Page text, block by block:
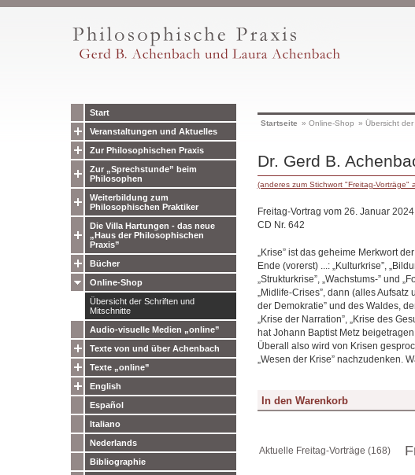
Start
Veranstaltungen und Aktuelles
Zur Philosophischen Praxis
Zur „Sprechstunde” beim
Philosophen
Weiterbildung zum
Philosophischen Praktiker
Die Villa Hartungen - das neue
„Haus der Philosophischen
Praxis”
Bücher
Online-Shop
Übersicht der Schriften und
Mitschnitte
Audio-visuelle Medien „online”
Texte von und über Achenbach
Texte „online”
English
Español
Italiano
Nederlands
Bibliographie
Startseite » Online-Shop » Übersicht
Dr. Gerd B.
(anderes zum Stichwort "Freitag-Vorträge"
Freitag-Vortrag vom 26. Januar 2024
CD Nr. 642
„Krise” ist das geheime Merkwort
Ende (vorerst) ...: „Kulturkrise”,
„Strukturkrise”, „Wachstums-” und
„Midlife-Crises”, dann (alles Aufsatz
der Demokratie” und des Waldes,
„Krise der Narration”, „Krise des
hat Johann Baptist Metz
Überall also wird von Krisen
„Wesen der Krise” nachzudenken.
Aktuelle Freitag-Vorträge (168)